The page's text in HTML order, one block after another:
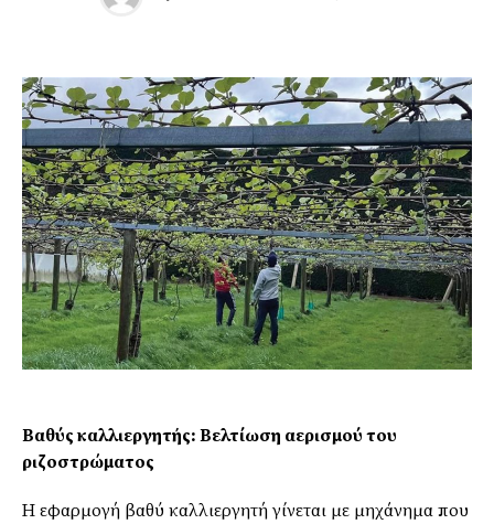
Βαθύς καλλιεργητής: Βελτίωση αερισμού του
ριζοστρώματος
Η εφαρμογή βαθύ καλλιεργητή γίνεται με μηχάνημα που